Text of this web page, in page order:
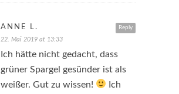
Reply
ANNE L.
22. Mai 2019 at 13:33
Ich hätte nicht gedacht, dass
grüner Spargel gesünder ist als
weißer. Gut zu wissen!
Ich